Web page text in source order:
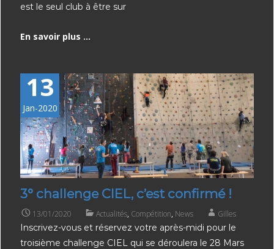
est le seul club à être sur
En savoir plus ...
13
Jan-2020
3° challenge CIEL, c’est confirmé !
13/01/2020 Actualités, Compétition, News Gilles
Inscrivez-vous et réservez votre après-midi pour le
troisième challenge CIEL qui se déroulera le 28 Mars